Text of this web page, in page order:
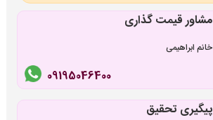
مشاور قیمت گذاری
خانم ابراهیمی
09195046400
پیگیری تحقیق